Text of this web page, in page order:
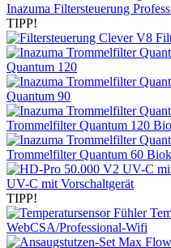
Inazuma Filtersteuerung
TIPP!
Quantum 120
Quantum 90
Trommelfilter Quantum 120
Trommelfilter Quantum 60
UV-C mit Vorschaltgerät
TIPP!
WebCSA/Professional-Wifi